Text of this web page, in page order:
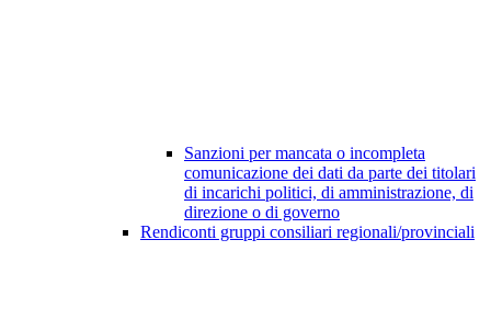
Sanzioni per mancata o incompleta
comunicazione dei dati da parte dei titolari
di incarichi politici, di amministrazione, di
direzione o di governo
Rendiconti gruppi consiliari regionali/provinciali